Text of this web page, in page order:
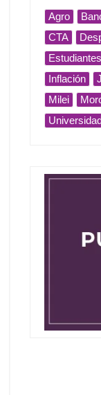
Agro
CTA
Inflación
Milei